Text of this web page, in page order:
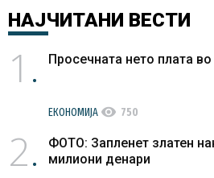
НАЈЧИТАНИ ВЕСТИ
1 Просечната нето плата
ЕКОНОМИЈА visibility 750
2
ФОТО: Запленет златен
милиони денари